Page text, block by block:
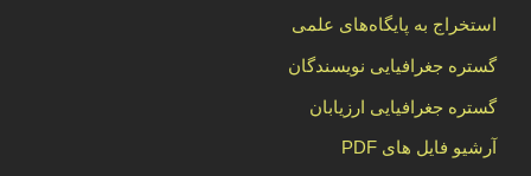
استخراج به پایگاه‌های علمی
گستره جغرافیایی نویسندگان
گستره جغرافیایی ارزیابان
آرشیو فایل های PDF